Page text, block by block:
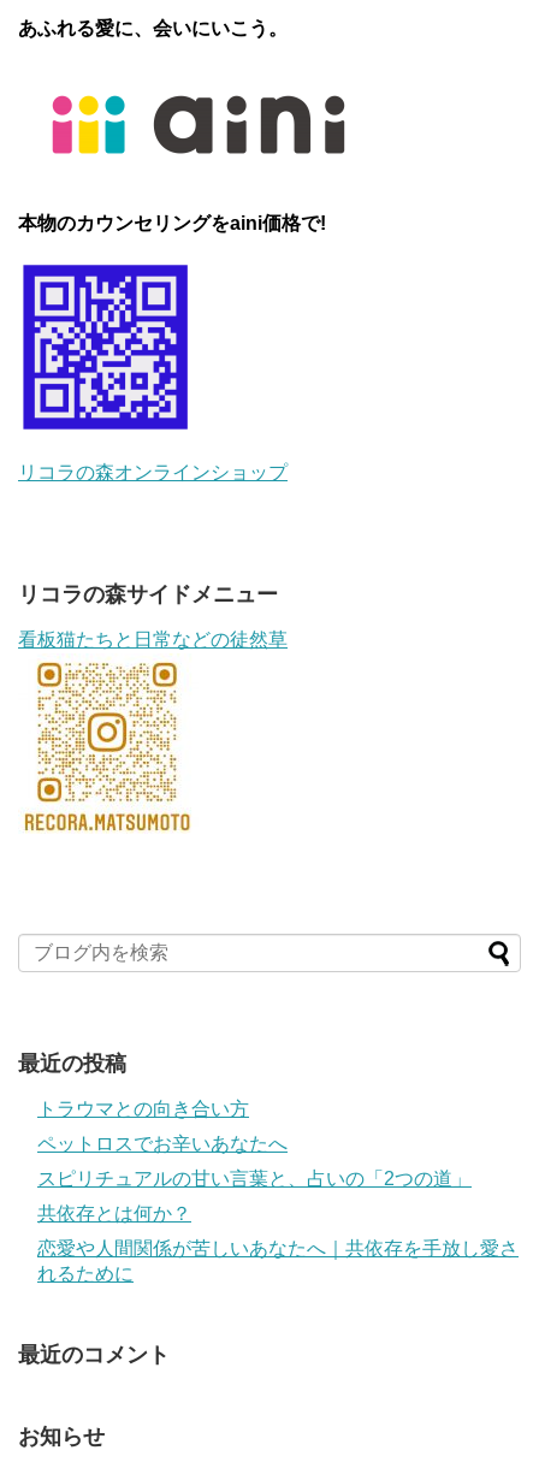
あふれる愛に、会いにいこう。
本物のカウンセリングをaini価格で!
リコラの森オンラインショップ
リコラの森サイドメニュー
看板猫たちと日常などの徒然草
最近の投稿
トラウマとの向き合い方
ペットロスでお辛いあなたへ
スピリチュアルの甘い言葉と、占いの「2つの道」
共依存とは何か？
恋愛や人間関係が苦しいあなたへ｜共依存を手放し愛さ
れるために
最近のコメント
お知らせ